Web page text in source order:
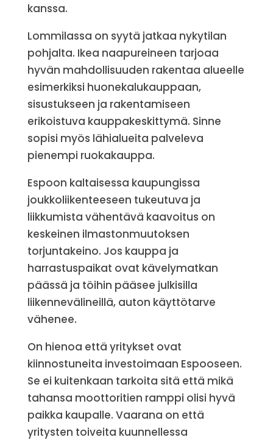
kanssa.
Lommilassa on syytä jatkaa nykytilan
pohjalta. Ikea naapureineen tarjoaa
hyvän mahdollisuuden rakentaa alueelle
esimerkiksi huonekalukauppaan,
sisustukseen ja rakentamiseen
erikoistuva kauppakeskittymä. Sinne
sopisi myös lähialueita palveleva
pienempi ruokakauppa.
Espoon kaltaisessa kaupungissa
joukkoliikenteeseen tukeutuva ja
liikkumista vähentävä kaavoitus on
keskeinen ilmastonmuutoksen
torjuntakeino. Jos kauppa ja
harrastuspaikat ovat kävelymatkan
päässä ja töihin pääsee julkisilla
liikennevälineillä, auton käyttötarve
vähenee.
On hienoa että yritykset ovat
kiinnostuneita investoimaan Espooseen.
Se ei kuitenkaan tarkoita sitä että mikä
tahansa moottoritien ramppi olisi hyvä
paikka kaupalle. Vaarana on että
yritysten toiveita kuunnellessa